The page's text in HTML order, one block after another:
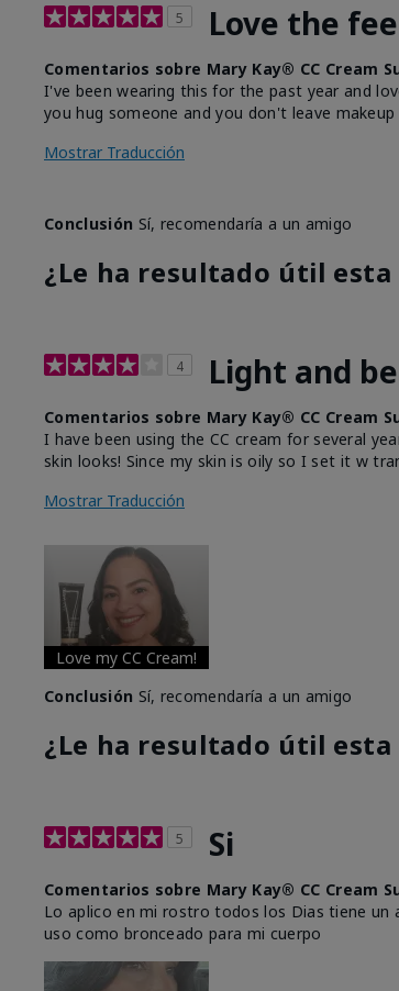
5 Love the
Comentarios sobre Mary Kay® CC Cream
I've been wearing this for the past year and
you hug someone and you don't leave
Mostrar Traducción
Conclusión Sí, recomendaría a un amigo
¿Le ha resultado útil
4 Light and
Comentarios sobre Mary Kay® CC Cream
I have been using the CC cream for several
skin looks! Since my skin is oily so I set it w
Mostrar Traducción
Love my CC Cream!
Conclusión Sí, recomendaría a un amigo
¿Le ha resultado útil
5 Si
Comentarios sobre Mary Kay® CC Cream
Lo aplico en mi rostro todos los Dias tiene un
uso como bronceado para mi cuerpo